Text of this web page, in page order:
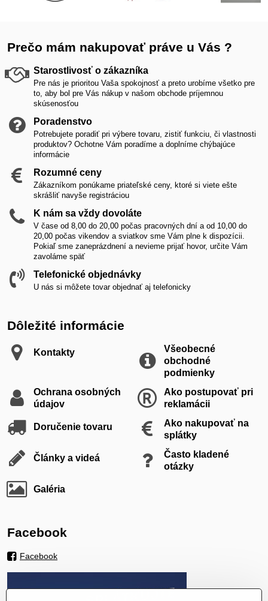
Prečo mám nakupovať práve u Vás ?
Starostlivosť o zákazníka
Pre nás je prioritou Vaša spokojnosť a preto urobíme všetko pre
to, aby bol pre Vás nákup v našom obchode príjemnou
skúsenosťou
Poradenstvo
Potrebujete poradiť pri výbere tovaru, zistiť funkciu, či vlastnosti
produktov? Ochotne Vám poradíme a doplníme chýbajúce
informácie
Rozumné ceny
Zákazníkom ponúkame priateľské ceny, ktoré si viete ešte
skrášliť navyše registráciou
K nám sa vždy dovoláte
V čase od 8,00 do 20,00 počas pracovných dní a od 10,00 do
20,00 počas vikendov a sviatkov sme Vám plne k dispozícii.
Pokiaľ sme zaneprázdnení a nevieme prijať hovor, určite Vám
zavoláme späť
Telefonické objednávky
U nás si môžete tovar objednať aj telefonicky
Dôležité informácie
Kontakty
Všeobecné
obchodné
podmienky
Ochrana osobných
údajov
Ako postupovať pri
reklamácii
Doručenie tovaru
Ako nakupovať na
splátky
Články a videá
Často kladené
otázky
Galéria
Facebook
Facebook